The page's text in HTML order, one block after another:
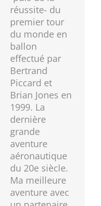
réussite- du
premier tour
du monde en
ballon
effectué par
Bertrand
Piccard et
Brian Jones en
1999. La
dernière
grande
aventure
aéronautique
du 20e siècle.
Ma meilleure
aventure avec